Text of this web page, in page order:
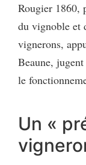
Rougier 1860,
du vignoble et
vignerons,
Beaune,
le
Un «